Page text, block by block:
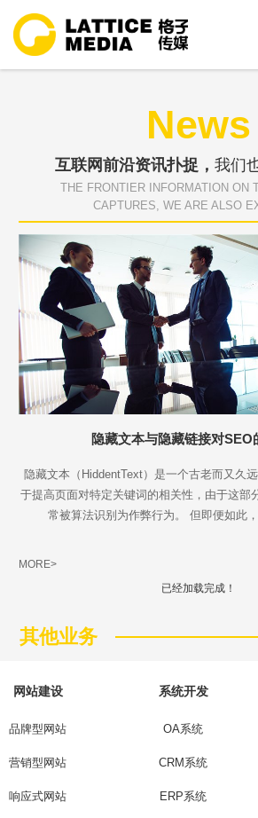
News
互联网前沿资讯扑捉， 我们
THE FRONTIER INFORMATION ON
CAPTURES, WE ARE ALSO
隐藏文本与隐藏链接对SEO
隐藏文本（HiddentText）是一个古老而又久
于提高页面对特定关键词的相关性，由于这部
常被算法识别为作弊行为。 但即便如此
MORE>
已经加载完成！
其他业务
网站建设
品牌型网站
营销型网站
响应式网站
系统开发
OA系统
CRM系统
ERP系统
Are you ready?